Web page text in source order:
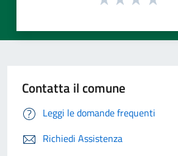
Contatta il comune
Leggi le domande frequenti
Richiedi Assistenza